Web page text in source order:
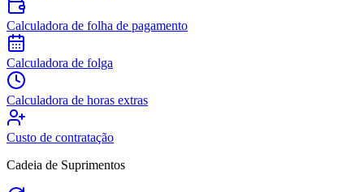
Calculadora de folha de pagamento
Calculadora de folga
Calculadora de horas extras
Custo de contratação
Cadeia de Suprimentos